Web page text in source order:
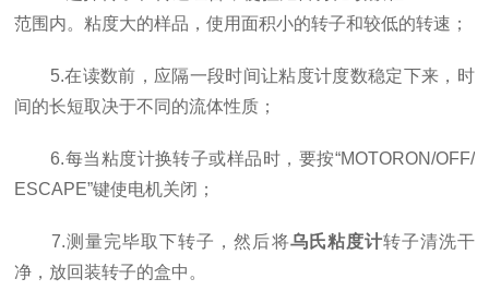
范围内。粘度大的样品，使用面积小的转子和较低的转速；
5.在读数前，应隔一段时间让粘度计度数稳定下来，时
间的长短取决于不同的流体性质；
6.每当粘度计换转子或样品时，要按“MOTORON/OFF/
ESCAPE”键使电机关闭；
7.测量完毕取下转子，然后将乌氏粘度计转子清洗干
净，放回装转子的盒中。